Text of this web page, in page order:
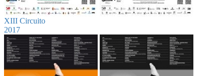
XIII Circuito
2017